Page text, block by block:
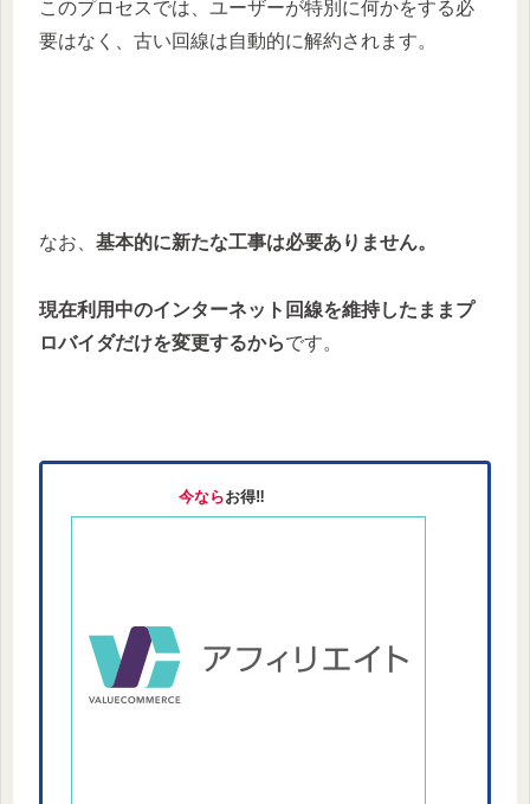
このプロセスでは、ユーザーが特別に何かをする必
要はなく、古い回線は自動的に解約されます。
なお、 基本的に新たな工事は必要ありません。
現在利用中のインターネット回線を維持したままプ
ロバイダだけを変更するからです。
今ならお得‼︎